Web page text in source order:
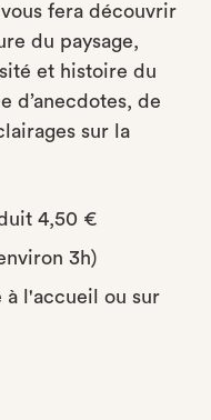
fera découvrir
du paysage,
et histoire du
d’anecdotes, de
sur la
4,50 €
3h)
à l'accueil ou sur